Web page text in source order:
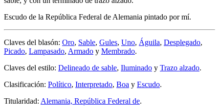
Escudo de la República Federal de Alemania pintado por mí.
Claves del blasón: Oro, Sable, Gules, Uno, Águila, Desplegado,
Picado, Lampasado, Armado y Membrado.
Claves del estilo: Delineado de sable, Iluminado y Trazo alzado.
Clasificación: Político, Interpretado, Boa y Escudo.
Titularidad: Alemania, República Federal de.